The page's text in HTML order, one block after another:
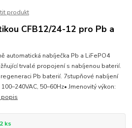
produkt
CFB12/24-12 pro Pb a
automatická nabíječka Pb a LiFePO4
trvalé propojení s nabíjenou baterií.
Pb baterií. 7stupňové nabíjení
50–60Hz• Jmenovitý výkon:
popis
ks